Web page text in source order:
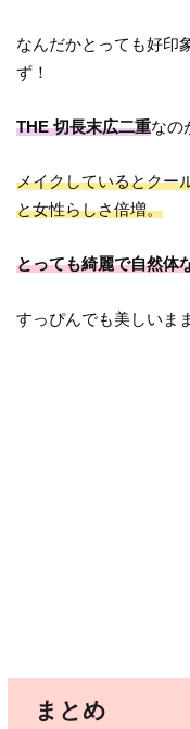
なんだかとっても好印
ず！
THE 切長末広二重なの
メイクしているとクー
と女性らしさ倍増。
とっても綺麗で自然体
すっぴんでも美しいま
まとめ